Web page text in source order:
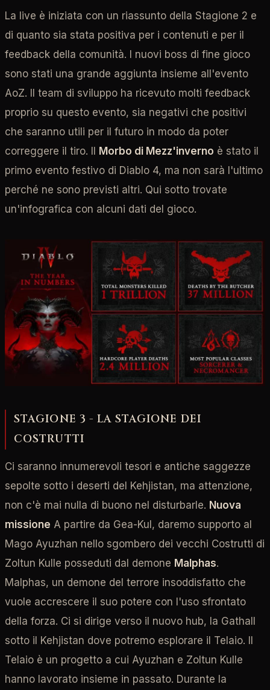
La live è iniziata con un riassunto della Stagione 2 e
di quanto sia stata positiva per i contenuti e per il
feedback della comunità. I nuovi boss di fine gioco
sono stati una grande aggiunta insieme all'evento
AoZ. Il team di sviluppo ha ricevuto molti feedback
proprio su questo evento, sia negativi che positivi
che saranno utili per il futuro in modo da poter
correggere il tiro. Il Morbo di Mezz'inverno è stato il
primo evento festivo di Diablo 4, ma non sarà l'ultimo
perché ne sono previsti altri. Qui sotto trovate
un'infografica con alcuni dati del gioco.
STAGIONE 3 - LA STAGIONE DEI
COSTRUTTI
Ci saranno innumerevoli tesori e antiche saggezze
sepolte sotto i deserti del Kehjistan, ma attenzione,
non c'è mai nulla di buono nel disturbarle. Nuova
missione A partire da Gea-Kul, daremo supporto al
Mago Ayuzhan nello sgombero dei vecchi Costrutti di
Zoltun Kulle posseduti dal demone Malphas.
Malphas, un demone del terrore insoddisfatto che
vuole accrescere il suo potere con l'uso sfrontato
della forza. Ci si dirige verso il nuovo hub, la Gathall
sotto il Kehjistan dove potremo esplorare il Telaio. Il
Telaio è un progetto a cui Ayuzhan e Zoltun Kulle
hanno lavorato insieme in passato. Durante la